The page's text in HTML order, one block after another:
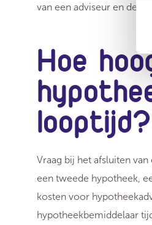
van een adviseur en deze
Hoe
looptijd?
Vraag bij het afsluiten
een tweede hypotheek,
kosten voor
hypotheekbemiddelaar